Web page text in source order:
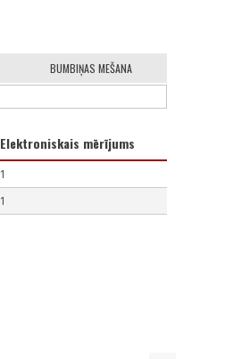
BUMBIŅAS MEŠANA
Elektroniskais mērījums
1
1